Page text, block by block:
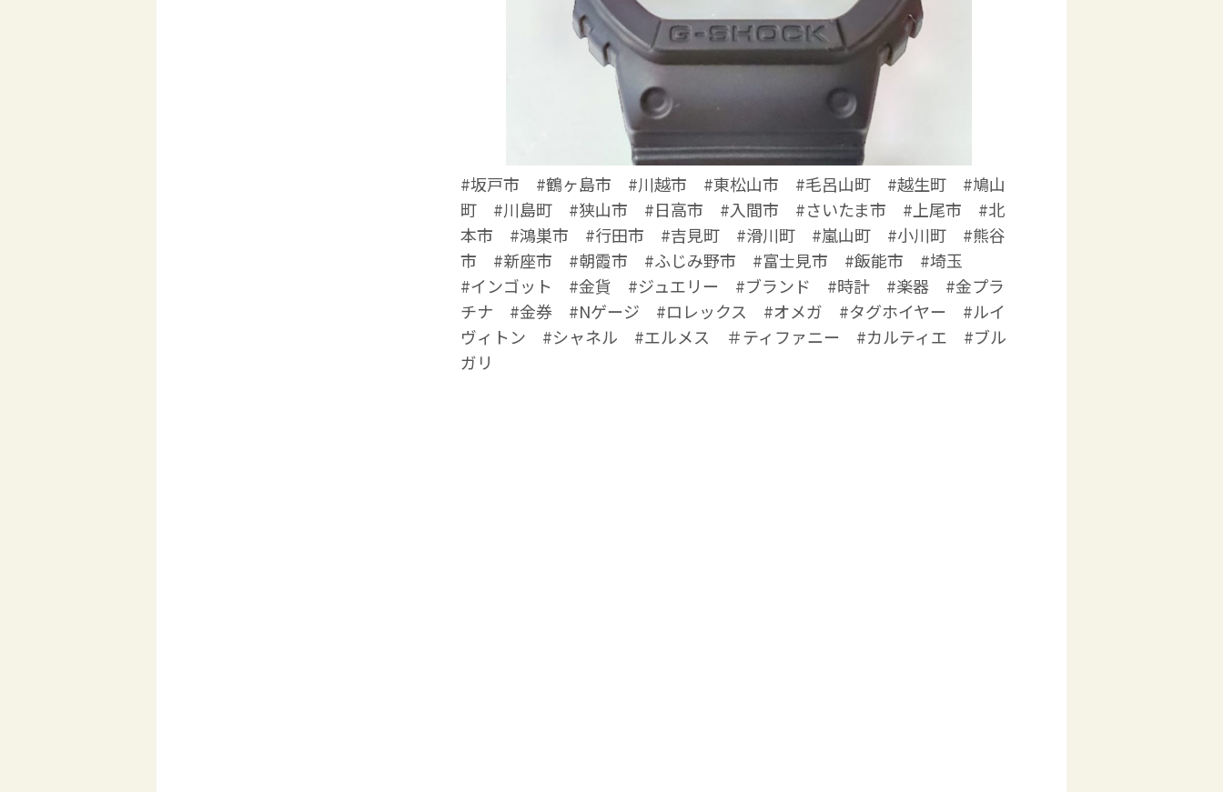
#坂戸市 #鶴ヶ島市 #川越市 #東松山市 #毛呂山町 #越生町 #鳩山
町 #川島町 #狭山市 #日高市 #入間市 #さいたま市 #上尾市 #北
本市 #鴻巣市 #行田市 #吉見町 #滑川町 #嵐山町 #小川町 #熊谷
市 #新座市 #朝霞市 #ふじみ野市 #富士見市 #飯能市 #埼玉
#インゴット #金貨 #ジュエリー #ブランド #時計 #楽器 #金プラ
チナ #金券 #Nゲージ #ロレックス #オメガ #タグホイヤー #ルイ
ヴィトン #シャネル #エルメス ＃ティファニー #カルティエ #ブル
ガリ